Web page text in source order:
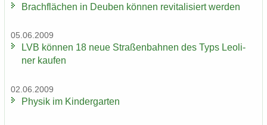
Brach­flä­chen in Deu­ben kön­nen re­vi­ta­li­siert wer­den
05.06.2009
LVB kön­nen 18 neue Stra­ßen­bah­nen des Typs Leo­li­
ner kau­fen
02.06.2009
Phy­sik im Kin­der­gar­ten